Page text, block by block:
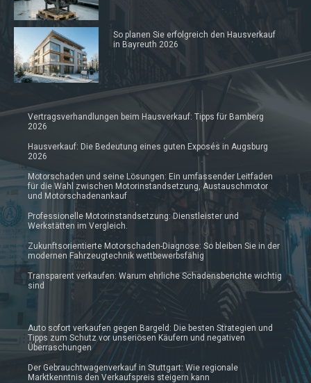
So planen Sie erfolgreich den Hausverkauf
in Bayreuth 2026
Vertragsverhandlungen beim Hausverkauf: Tipps für Bamberg
2026
Hausverkauf: Die Bedeutung eines guten Exposés in Augsburg
2026
Motorschaden und seine Lösungen: Ein umfassender Leitfaden
für die Wahl zwischen Motorinstandsetzung, Austauschmotor
und Motorschadenankauf
Professionelle Motorinstandsetzung: Dienstleister und
Werkstätten im Vergleich.
Zukunftsorientierte Motorschaden-Diagnose: So bleiben Sie in der
modernen Fahrzeugtechnik wettbewerbsfähig
Transparent verkaufen: Warum ehrliche Schadensberichte wichtig
sind
Auto sofort verkaufen gegen Bargeld: Die besten Strategien und
Tipps zum Schutz vor unseriösen Käufern und negativen
Überraschungen
Der Gebrauchtwagenverkauf in Stuttgart: Wie regionale
Marktkenntnis den Verkaufspreis steigern kann